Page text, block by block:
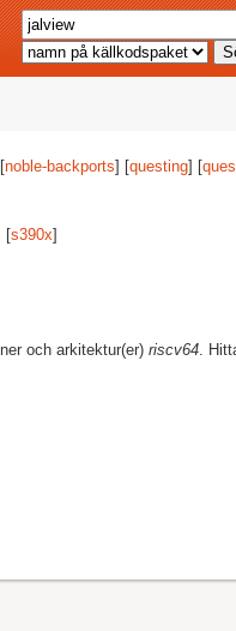
noble-backports] [questing] [
[s390x]
och arkitektur(er) riscv64.